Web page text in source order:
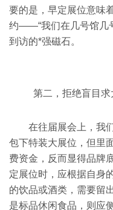
要的是，早定展位意味
约——“我们在几号馆几
到访的*强磁石。
第二，拒绝盲目求
在往届展会上，我
包下特装大展位，但里
费资金，反而显得品牌
定展位时，应根据自身
的饮品或酒类，需要留
是标品休闲食品，则应